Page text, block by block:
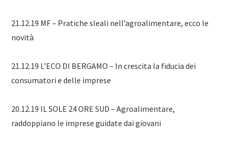
21.12.19 MF – Pratiche sleali nell’agroalimentare, ecco le
novità
21.12.19 L’ECO DI BERGAMO – In crescita la fiducia dei
consumatori e delle imprese
20.12.19 IL SOLE 24 ORE SUD – Agroalimentare,
raddoppiano le imprese guidate dai giovani